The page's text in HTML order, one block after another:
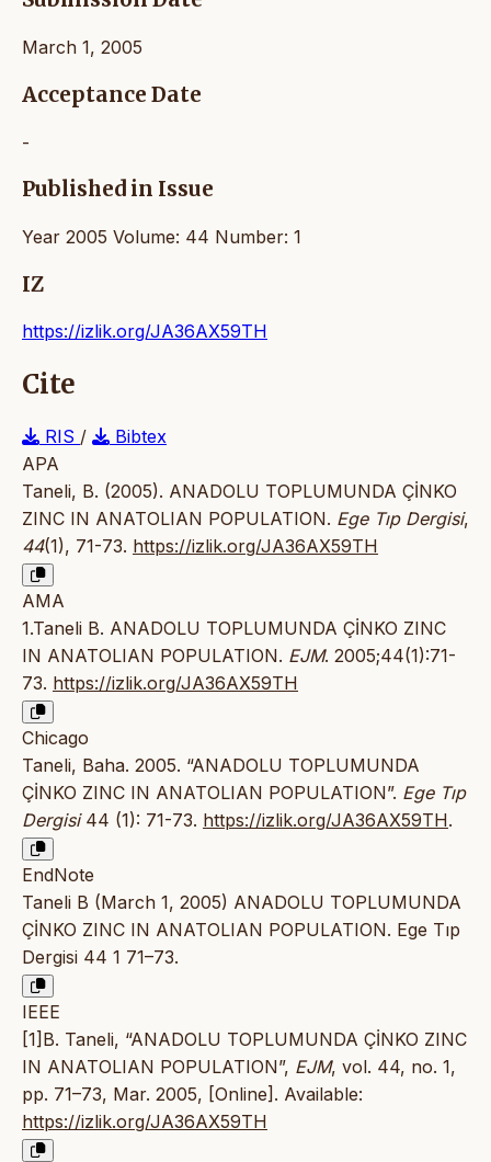
March 1, 2005
Acceptance Date
-
Published in Issue
Year 2005 Volume: 44 Number: 1
IZ
https://izlik.org/JA36AX59TH
Cite
RIS /
Bibtex
APA
Taneli, B. (2005). ANADOLU TOPLUMUNDA ÇİNKO
ZINC IN ANATOLIAN POPULATION. Ege Tıp Dergisi,
44(1), 71-73. https://izlik.org/JA36AX59TH
AMA
1.Taneli B. ANADOLU TOPLUMUNDA ÇİNKO ZINC
IN ANATOLIAN POPULATION. EJM. 2005;44(1):71-
73. https://izlik.org/JA36AX59TH
Chicago
Taneli, Baha. 2005. “ANADOLU TOPLUMUNDA
ÇİNKO ZINC IN ANATOLIAN POPULATION”. Ege Tıp
Dergisi44 (1): 71-73. https://izlik.org/JA36AX59TH.
EndNote
Taneli B (March 1, 2005) ANADOLU TOPLUMUNDA
ÇİNKO ZINC IN ANATOLIAN POPULATION. Ege Tıp
Dergisi 44 1 71–73.
IEEE
[1]B. Taneli, “ANADOLU TOPLUMUNDA ÇİNKO ZINC
IN ANATOLIAN POPULATION”, EJM, vol. 44, no. 1,
pp. 71–73, Mar. 2005, [Online]. Available:
https://izlik.org/JA36AX59TH